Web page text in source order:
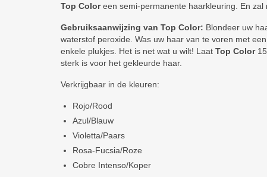
Top Coloreen semi-permanente haarkleuring. En zal
Gebruiksaanwijzing van Top Color: Blondeer uw
waterstof peroxide. Was uw haar van te voren met
enkele plukjes. Het is net wat u wilt! Laat Top Color15
sterk is voor het gekleurde haar.
Verkrijgbaar in de kleuren:
Rojo/Rood
Azul/Blauw
Violetta/Paars
Rosa-Fucsia/Roze
Cobre Intenso/Koper